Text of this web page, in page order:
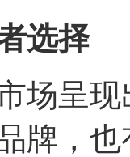
选择
场呈
牌，